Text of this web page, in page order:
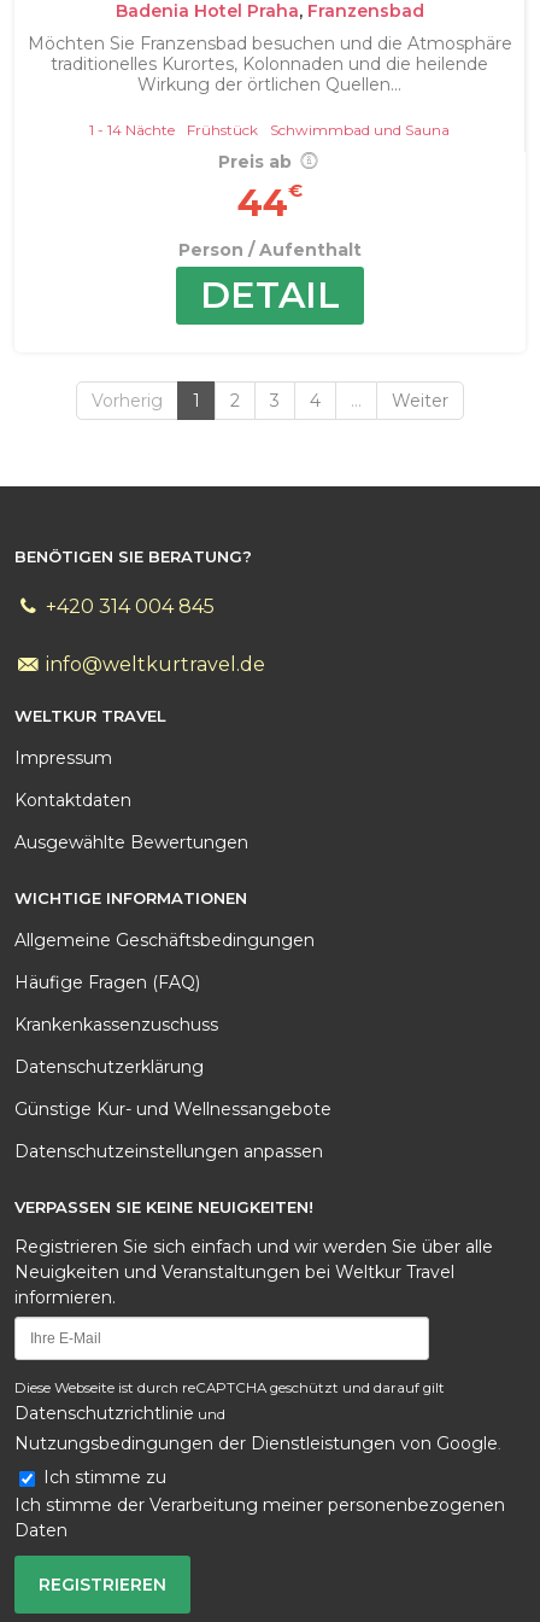
Badenia Hotel Praha, Franzensbad
Möchten Sie Franzensbad besuchen und die Atmosphäre
traditionelles Kurortes, Kolonnaden und die heilende
Wirkung der örtlichen Quellen...
1 - 14 Nächte Frühstück Schwimmbad und Sauna
Preis ab
44€
Person / Aufenthalt
DETAIL
Vorherig 1 2 3 4 ... Weiter
BENÖTIGEN SIE BERATUNG?
+420 314 004 845
info@weltkurtravel.de
WELTKUR TRAVEL
Impressum
Kontaktdaten
Ausgewählte Bewertungen
WICHTIGE INFORMATIONEN
Allgemeine Geschäftsbedingungen
Häufige Fragen (FAQ)
Krankenkassenzuschuss
Datenschutzerklärung
Günstige Kur- und Wellnessangebote
Datenschutzeinstellungen anpassen
VERPASSEN SIE KEINE NEUIGKEITEN!
Registrieren Sie sich einfach und wir werden Sie über alle
Neuigkeiten und Veranstaltungen bei Weltkur Travel
informieren.
Diese Webseite ist durch reCAPTCHA geschützt und darauf gilt
Datenschutzrichtlinie und
Nutzungsbedingungen der Dienstleistungen von Google.
Ich stimme zu
Ich stimme der Verarbeitung meiner personenbezogenen
Daten